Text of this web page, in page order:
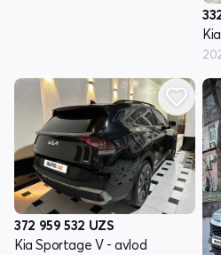
372 959 532 UZS
Kia Sportage V - avlod